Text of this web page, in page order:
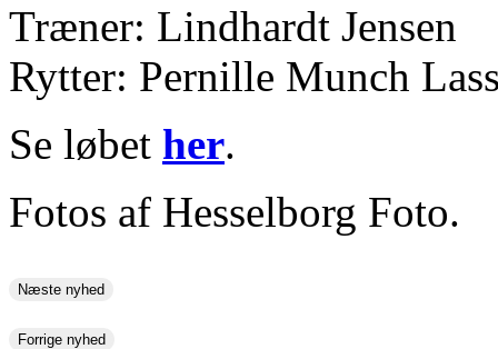
Træner: Lindhardt Jensen
Rytter: Pernille Munch
Se løbet her.
Fotos af Hesselborg Foto.
Næste nyhed
Forrige nyhed